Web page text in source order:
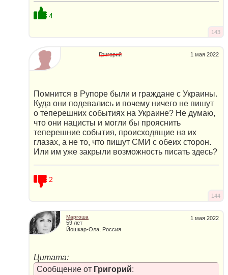
4
143
1 мая 2022
Григорий
Помнится в Рупоре были и граждане с Украины.
Куда они подевались и почему ничего не пишут
о теперешних событиях на Украине? Не думаю,
что они нацисты и могли бы прояснить
теперешние события, происходящие на их
глазах, а не то, что пишут СМИ с обеих сторон.
Или им уже закрыли возможность писать здесь?
2
144
1 мая 2022
Маргоша
59 лет
Йошкар-Ола, Россия
Цитата:
Сообщение от Григорий: